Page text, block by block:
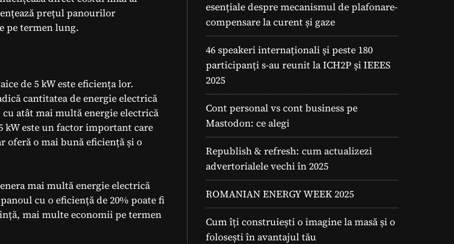
prețul panourilor
pe termen lung.
de 5 kW este eficiența lor.
cantitatea de energie electrică
atât mai multă energie electrică
kW este un factor important care
oferă o mai bună eficiență și o
mai multă energie electrică
cu o eficiență de 20% poate fi
mai multe economii pe termen
esențiale despre mecanismul de plafonare-
compensare la curent și gaze
46 speakeri internaționali și peste 180
participanți s-au reunit la ICH2P și IEEES
2025
Cont personal vs cont business pe
Mastodon: ce alegi
Republish & refresh: cum actualizezi
advertorialele vechi în 2025
ROMANIAN ENERGY WEEK 2025
Cum îți construiești o imagine la masă și o
folosești în avantajul tău